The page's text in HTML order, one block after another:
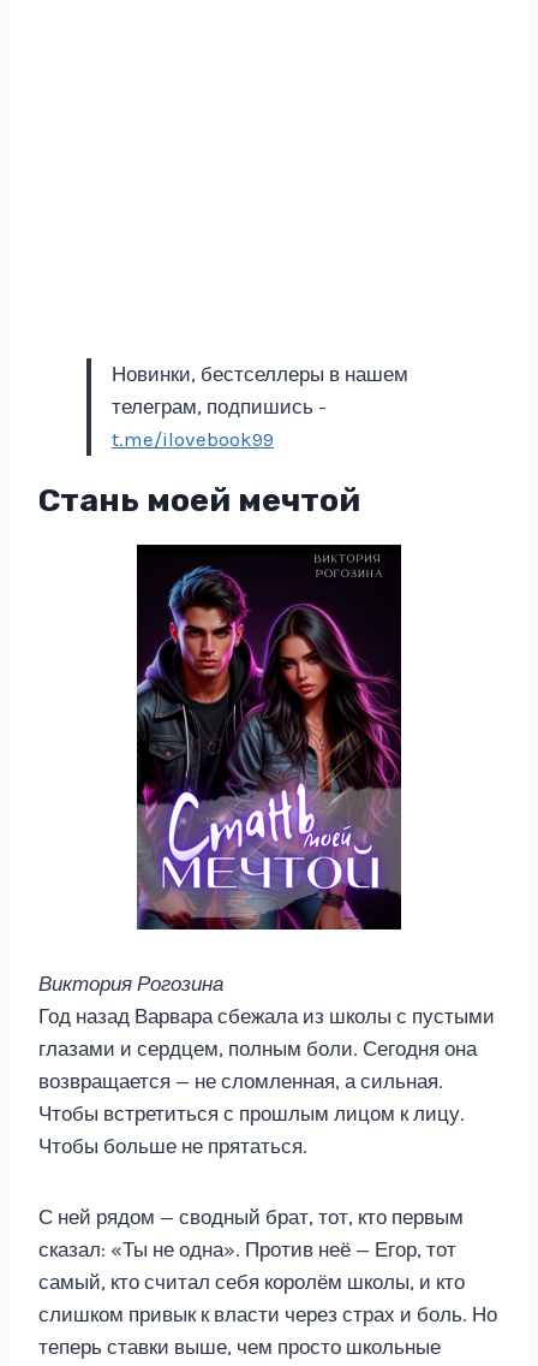
Новинки, бестселлеры в нашем
телеграм, подпишись -
t.me/ilovebook99
Стань моей мечтой
Виктория Рогозина
Год назад Варвара сбежала из школы с пустыми
глазами и сердцем, полным боли. Сегодня она
возвращается — не сломленная, а сильная.
Чтобы встретиться с прошлым лицом к лицу.
Чтобы больше не прятаться.
С ней рядом — сводный брат, тот, кто первым
сказал: «Ты не одна». Против неё — Егор, тот
самый, кто считал себя королём школы, и кто
слишком привык к власти через страх и боль. Но
теперь ставки выше, чем просто школьные